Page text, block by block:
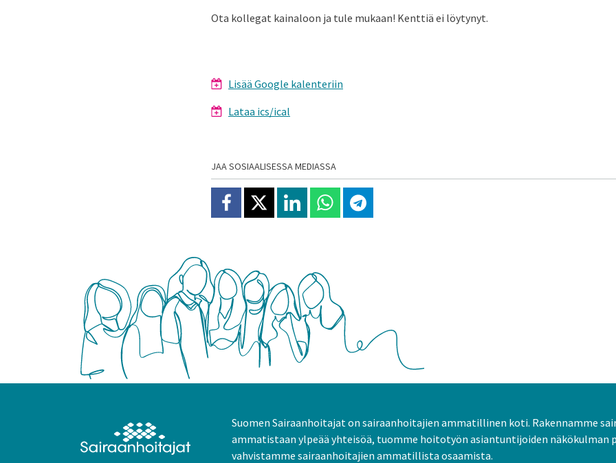
Ota kollegat kainaloon ja tule mukaan! Kenttiä ei löytynyt.
Lisää Google kalenteriin
Lataa ics/ical
JAA SOSIAALISESSA MEDIASSA
Jaa Facebookissa
Jaa X:ssäJaa Linkedinissä
Jaa Whatsappissa
Jaa Telegramissa
Suomen Sairaanhoitajat on sairaanhoitajien ammatillinen koti. Rakennamme
ammatistaan ylpeää yhteisöä, tuomme hoitotyön asiantuntijoiden näkökulman
vahvistamme sairaanhoitajien ammatillista osaamista.